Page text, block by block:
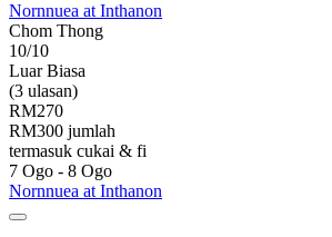
Nornnuea at Inthanon
Chom Thong
10/10
Luar Biasa
(3 ulasan)
RM270
RM300 jumlah
termasuk cukai & fi
7 Ogo - 8 Ogo
Nornnuea at Inthanon